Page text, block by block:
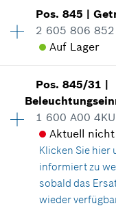
88,52
Herstellers
2,02 €*
Herstellers
Verfügbarkeit 1
Preisgruppe:19
In
5,64
*
Pos.845 |
2 605 806 852
Auf Lager
Verfügbarkeit
Preisgruppe:
In
Pos.845/31 |
1 600 A00 4KU
Aktuell
Klicken Sie hier
informiert zu
sobald das
wieder